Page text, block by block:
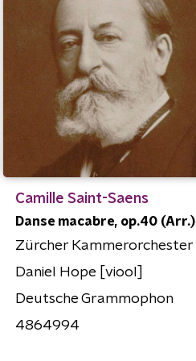
Camille Saint-Saens
Danse macabre, op.40 (Arr.)
Zürcher Kammerorchester
Daniel Hope [viool]
Deutsche Grammophon
4864994